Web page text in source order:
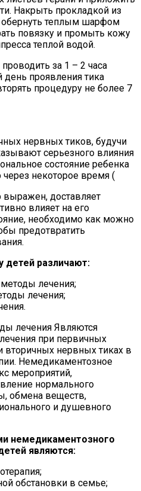
Накрыть прокладкой из
обернуть теплым шарфом
повязку и промыть кожу
теплой водой.
за 1 – 2 часа
проявления тика
процедуру не более 7
нервных тиков, будучи
серьезного влияния
состояние ребенка
через некоторое время (
выражен, доставляет
влияет на его
необходимо как можно
предотвратить
детей различают:
лечения;
лечения;
лечения Являются
при первичных
вторичных нервных тиках в
Немедикаментозное
мероприятий,
нормального
обмена веществ,
и душевного
немедикаментозного
являются:
обстановки в семье;